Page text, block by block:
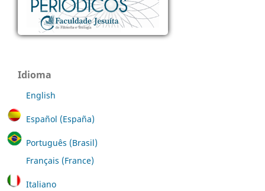
Idioma
English
Español (España)
Português (Brasil)
Français (France)
Italiano